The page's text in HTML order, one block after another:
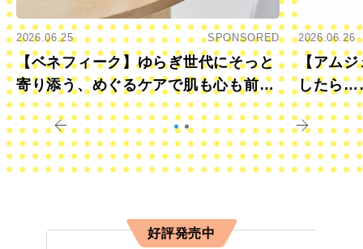
2026.06.25 SPONSORED
【ベネフィーク】ゆらぎ世代にそっと
寄り添う、めぐるケアで肌も心も前向
きに
2026.06.26
【アムジ
したら
すか？
好評発売中